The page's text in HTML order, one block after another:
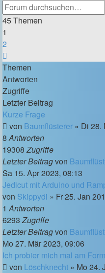
45 Themen
1
2
Themen
Antworten
Zugriffe
Letzter Beitrag
Kurze Frage
von Baumflüsterer » Di 28.
8Antworten
19308Zugriffe
Letzter Beitragvon
Sa 15. Apr 2023, 08:13
Jedicut mit Arduino und
von Skippydi » Fr 25. Jan
1Antworten
6293Zugriffe
Letzter Beitragvon
Mo 27. Mär 2023, 09:06
Ich probier mich mal am
von Löschknecht » Mo 24.